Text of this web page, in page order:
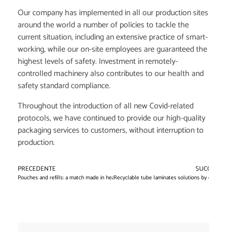
Our company has implemented in all our production sites
around the world a number of policies to tackle the
current situation, including an extensive practice of smart-
working, while our on-site employees are guaranteed the
highest levels of safety. Investment in remotely-
controlled machinery also contributes to our health and
safety standard compliance.
Throughout the introduction of all new Covid-related
protocols, we have continued to provide our high-quality
packaging services to customers, without interruption to
production.
PRECEDENTE
Pouches and refills: a match made in heaven!Recyclable tube laminates solutions by